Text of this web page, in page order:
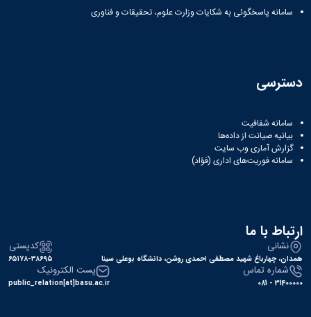
سامانه پاسخگوئی به شکایات وزارت علوم، تحقیقات و فناوری
دسترسی
سامانه شفافیت
بیانیه صیانت از داده‌ها
گزارش آماری وب‌ سایت
سامانه فوریت‌های اداری (فؤاد)
ارتباط با ما
نشانی
همدان، چهارباغ شهید مصطفی احمدی روشن، دانشگاه بوعلی سینا
کدپستی
۶۵۱۷۸-۳۸۶۹۵
شماره تماس
31400000 - 081
پست الکترونیک
public_relation[at]basu.ac.ir